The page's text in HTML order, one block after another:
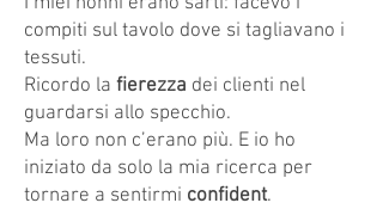
compiti sul tavolo dove si tagliavano i
tessuti.
Ricordo la fierezza dei clienti nel
guardarsi allo specchio.
Ma loro non c’erano più. E io ho
iniziato da solo la mia ricerca per
tornare a sentirmi confident.